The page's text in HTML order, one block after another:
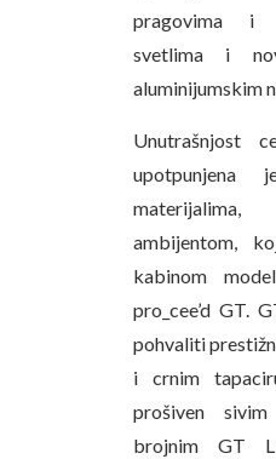
pragovima i
svetlima i
aluminijumskim
Unutrašnjost
upotpunjena
ambijentom,
kabinom
pro_cee’d GT.
pohvaliti
i crnim
prošiven
brojnim GT